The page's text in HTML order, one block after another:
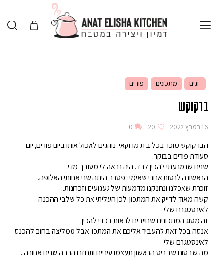
חגים מתכונים פורים
ברקוקש
16 במרץ 2022 20
0
הברקוקש מוכר בכל בית מרוקאי. נוהגים לאכול אותו ביום פורים, יום
סעודת פורים בבוקר.
שנים שנמנעתי להכין לבד. היה נראה לי מסובך מדי.
הראשונה לנסות אחרי שאימי נפטרה היתה שני אחותי האלופה.
זוכרת שאכלנו ונחנקנו מדמעות של געגועים וזכרונות..
קשה מאוד לדייק את המתכון ולכן העליתי את כל שלבי ההכנה
לאינסטגרם שלי.
זה מסוג המתכונים שחייבים לראות בכדי להכין.
אנסה בכל זאת להעביר אליכם את המתכון אבל ממליצה בחום להכנס
לאינסטגרם שלי.
מה שבטוח שבביס הראשון תעצמו עיניים ותחזרו הרבה שנים אחורה..